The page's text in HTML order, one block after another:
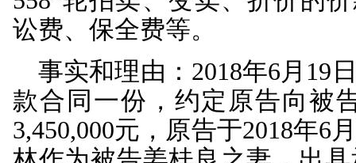
案后，依法适用简易程
告姜堰农商行委托代
良、缪鞋林、江东公司
加诉讼，本院依法缺席